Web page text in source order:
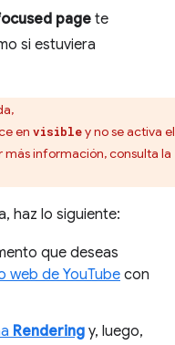
page te
si estuviera
en visibley no se activa el
más información, consulta la
haz lo siguiente:
que deseas
web de YouTube con
Rendering y, luego,